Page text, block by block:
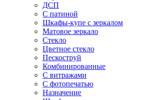
ДСП
С патиной
Шкафы-купе с зеркалом
Матовое зеркало
Стекло
Цветное стекло
Пескоструй
Комбинированные
С витражами
С фотопечатью
Назначение